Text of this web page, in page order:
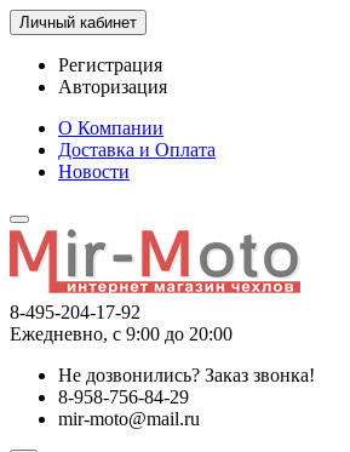
Личный кабинет
Регистрация
Авторизация
О Компании
Доставка и Оплата
Новости
8-495-204-17-92
Ежедневно, с 9:00 до 20:00
Не дозвонились? Заказ звонка!
8-958-756-84-29
mir-moto@mail.ru